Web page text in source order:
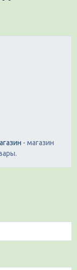
- магазин